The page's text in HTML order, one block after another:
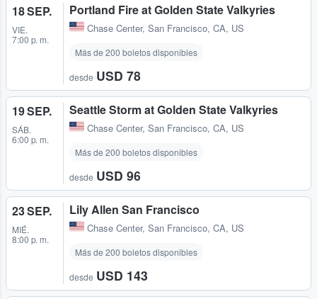
18 SEP.
VIE.
7:00 p. m.
Portland Fire at Golden State Valkyries
Chase Center, San Francisco, CA, US
Más de 200 boletos disponibles
desde USD 78
19 SEP.
SÁB.
6:00 p. m.
Seattle Storm at Golden State Valkyries
Chase Center, San Francisco, CA, US
Más de 200 boletos disponibles
desde USD 96
23 SEP.
MIÉ.
8:00 p. m.
Lily Allen San Francisco
Chase Center, San Francisco, CA, US
Más de 200 boletos disponibles
desde USD 143